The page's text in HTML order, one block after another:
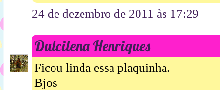
24 de dezembro de 2011 às 17:29
Dulcilena Henriques
Ficou linda essa plaquinha.
Bjos